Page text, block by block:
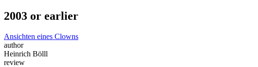
2003 or earlier
Ansichten eines Clowns
author
Heinrich Bölll
review